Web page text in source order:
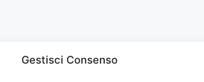
Gestisci Consenso